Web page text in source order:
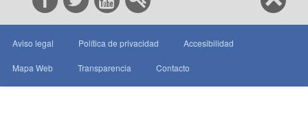
Aviso legal Política de privacidad Accesibilidad
Mapa Web Transparencia Contacto